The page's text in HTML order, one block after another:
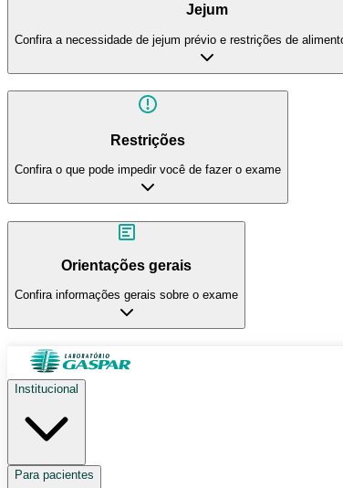
Jejum
Confira a necessidade de jejum prévio e restrições de
Restrições
Confira o que pode impedir você de fazer o exame
Orientações gerais
Confira informações gerais sobre o exame
Institucional
Para pacientes